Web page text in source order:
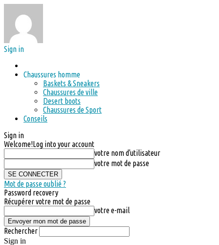
Sign in
Chaussures homme
Baskets & Sneakers
Chaussures de ville
Desert boots
Chaussures de Sport
Conseils
Sign in
Welcome!Log into your account
votre nom d'utilisateur
votre mot de passe
Mot de passe oublié ?
Password recovery
Récupérer votre mot de passe
votre e-mail
Rechercher
Sign in